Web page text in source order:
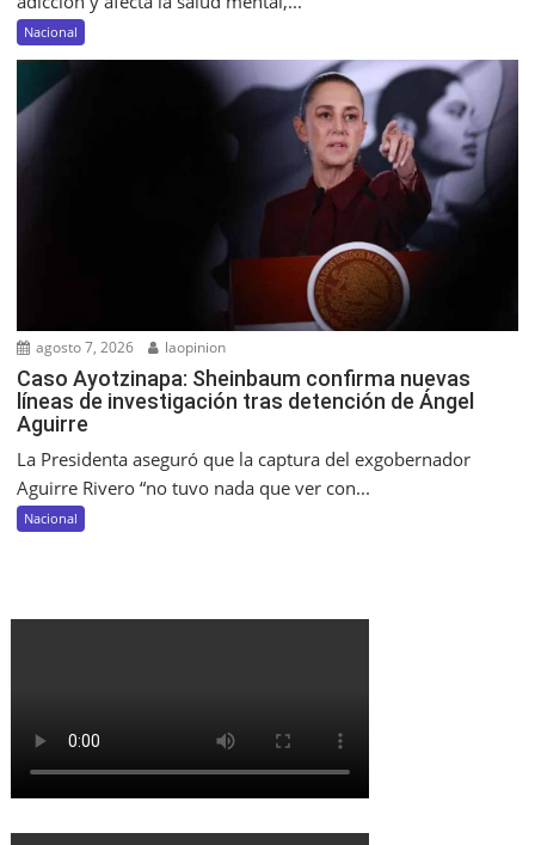
Nacional
agosto 7, 2026 laopinion
Caso Ayotzinapa: Sheinbaum confirma nuevas
líneas de investigación tras detención de Ángel
Aguirre
La Presidenta aseguró que la captura del exgobernador
Aguirre Rivero “no tuvo nada que ver con...
Nacional